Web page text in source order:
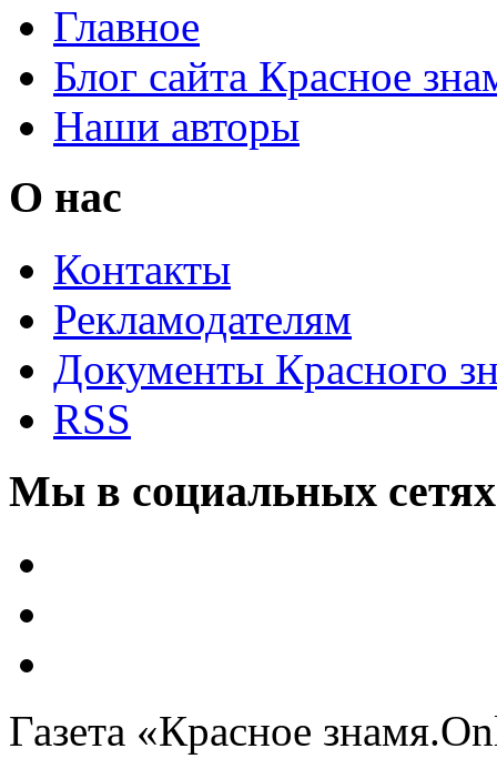
Главное
Блог сайта Красное
Наши авторы
О нас
Контакты
Рекламодателям
Документы Красного
RSS
Мы в социальных сетях
Газета «Красное